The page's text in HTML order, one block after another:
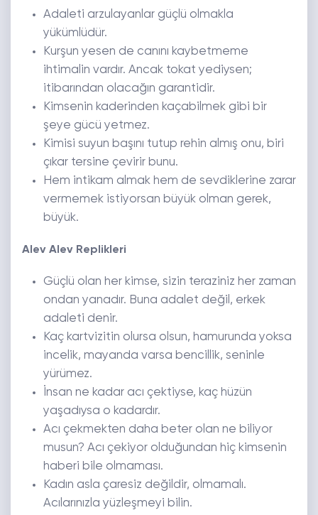
Adaleti arzulayanlar güçlü olmakla
yükümlüdür.
Kurşun yesen de canını kaybetmeme
ihtimalin vardır. Ancak tokat yediysen;
itibarından olacağın garantidir.
Kimsenin kaderinden kaçabilmek gibi bir
şeye gücü yetmez.
Kimisi suyun başını tutup rehin almış onu, biri
çıkar tersine çevirir bunu.
Hem intikam almak hem de sevdiklerine zarar
vermemek istiyorsan büyük olman gerek,
büyük.
Alev Alev Replikleri
Güçlü olan her kimse, sizin teraziniz her zaman
ondan yanadır. Buna adalet değil, erkek
adaleti denir.
Kaç kartvizitin olursa olsun, hamurunda yoksa
incelik, mayanda varsa bencillik, seninle
yürümez.
İnsan ne kadar acı çektiyse, kaç hüzün
yaşadıysa o kadardır.
Acı çekmekten daha beter olan ne biliyor
musun? Acı çekiyor olduğundan hiç kimsenin
haberi bile olmaması.
Kadın asla çaresiz değildir, olmamalı.
Acılarınızla yüzleşmeyi bilin.